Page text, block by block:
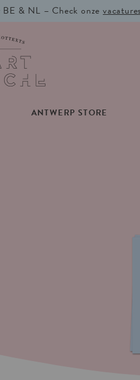
BE & NL – Check onze
ANTWERP STORE